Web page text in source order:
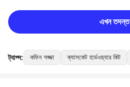
এখন তদন্ত
ট্যাগ্স: কফিন সজ্জা ক্যাসকেট হার্ডওয়্যার কিট